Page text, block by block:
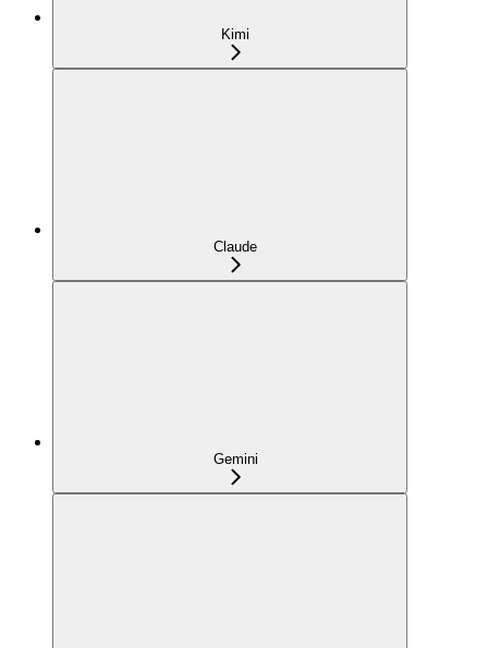
Kimi
Claude
Gemini